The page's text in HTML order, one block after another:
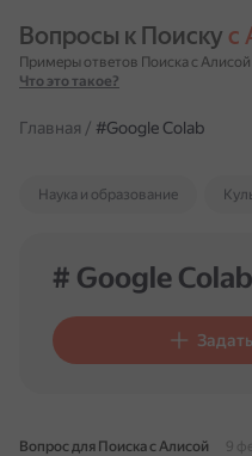
Вопросы к Поиску с
Примеры ответов Поиска с Алисой
Что это такое?
Главная / #Google Colab
Наука и образование
# Google Colab
Вопрос для Поиска с Алисой
9